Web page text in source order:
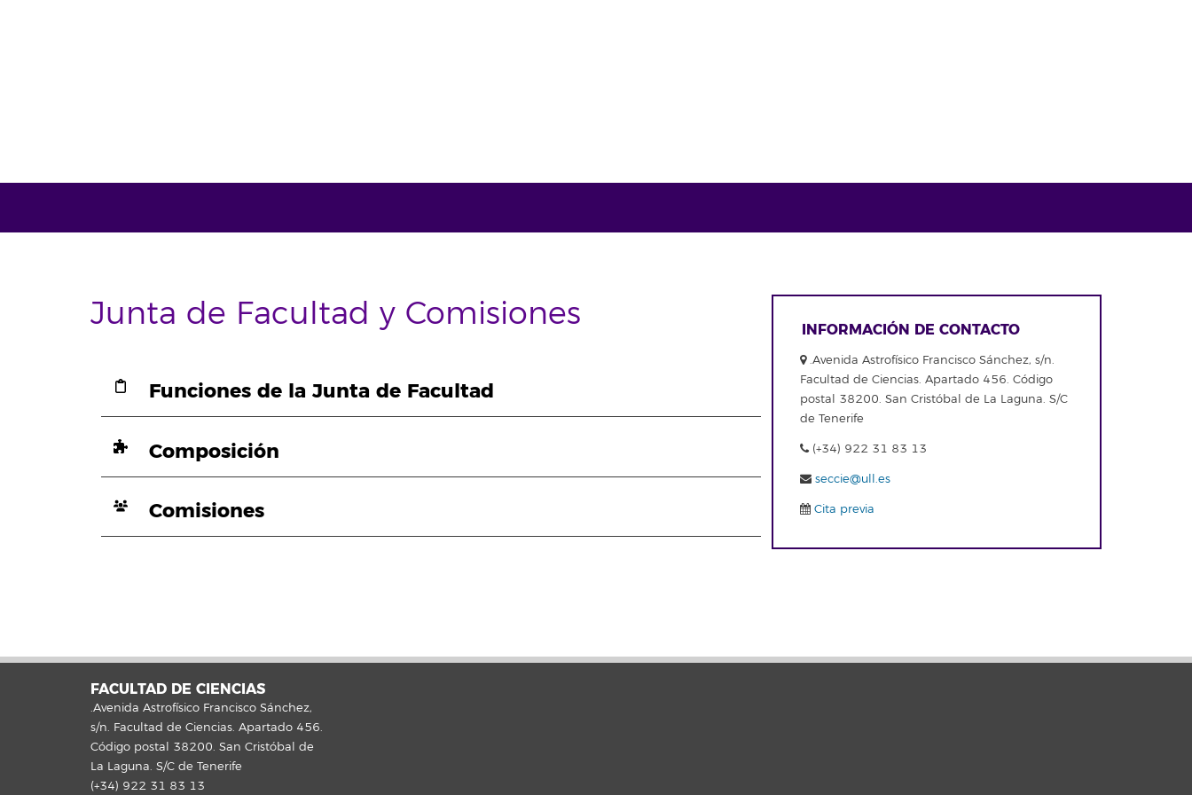
Junta de Facultad y Comisiones
Funciones de la Junta de Facultad
Composición
Comisiones
INFORMACIÓN DE CONTACTO
.Avenida Astrofísico Francisco Sánchez, s/n.
Facultad de Ciencias. Apartado 456. Código
postal 38200. San Cristóbal de La Laguna. S/C
de Tenerife
(+34) 922 31 83 13
seccie@ull.es
Cita previa
FACULTAD DE CIENCIAS
.Avenida Astrofísico Francisco Sánchez,
s/n. Facultad de Ciencias. Apartado 456.
Código postal 38200. San Cristóbal de
La Laguna. S/C de Tenerife
(+34) 922 31 83 13